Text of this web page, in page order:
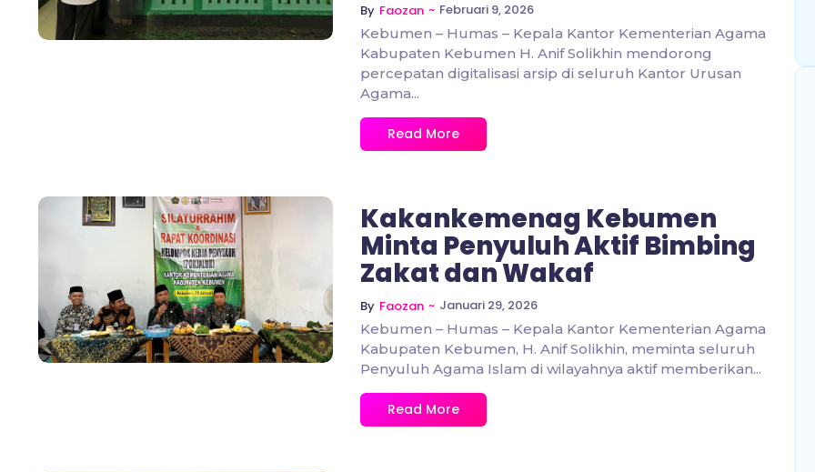
By Faozan ~ Februari 9, 2026
Kebumen – Humas – Kepala Kantor Kementerian Agama
Kabupaten Kebumen H. Anif Solikhin mendorong
percepatan digitalisasi arsip di seluruh Kantor Urusan
Agama...
Read More
No Comments
Kakankemenag Kebumen
Minta Penyuluh Aktif Bimbing
Zakat dan Wakaf
By Faozan ~ Januari 29, 2026
Kebumen – Humas – Kepala Kantor Kementerian Agama
Kabupaten Kebumen, H. Anif Solikhin, meminta seluruh
Penyuluh Agama Islam di wilayahnya aktif memberikan...
Read More